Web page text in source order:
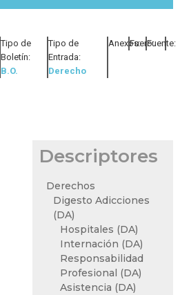
Tipo de
Boletín:
B.O.
Tipo de
Entrada:
Derecho
Anexos:Fuero:Fuente:
Descriptores
Derechos
Digesto Adicciones
(DA)
Hospitales (DA)
Internación (DA)
Responsabilidad
Profesional (DA)
Asistencia (DA)